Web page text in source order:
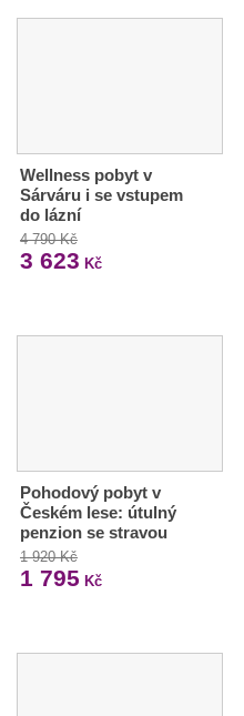
Wellness pobyt v
Sárváru i se vstupem
do lázní
4 790 Kč
3 623 Kč
Pohodový pobyt v
Českém lese: útulný
penzion se stravou
1 920 Kč
1 795 Kč